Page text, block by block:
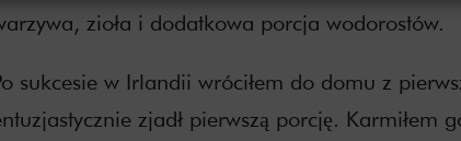
zioła i dodatkowa porcja wodorostów.
sukcesie w Irlandii wróciłem do domu z
zjadł pierwszą porcję. Karmiłem